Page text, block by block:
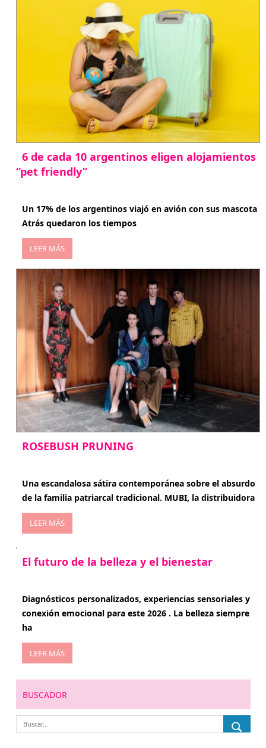
6 de cada 10 argentinos eligen alojamientos
“pet friendly”
Un 17% de los argentinos viajó en avión con sus mascota
Atrás quedaron los tiempos
LEER MÁS
ROSEBUSH PRUNING
Una escandalosa sátira contemporánea sobre el absurdo
de la familia patriarcal tradicional. MUBI, la distribuidora
LEER MÁS
El futuro de la belleza y el bienestar
Diagnósticos personalizados, experiencias sensoriales y
conexión emocional para este 2026 . La belleza siempre
ha
LEER MÁS
BUSCADOR